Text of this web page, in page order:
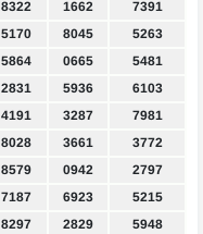
8322 1662
7391
5170 8045
5263
5864 0665
5481
2831 5936
6103
4191 3287
7981
8028 3661
3772
8579 0942
2797
7187 6923
5215
8297 2829
5948